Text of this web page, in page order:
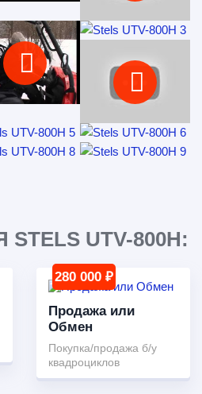
UTV-800H:
280 000 ₽
Продажа или
Обмен
Покупка/продажа б/у
квадроциклов